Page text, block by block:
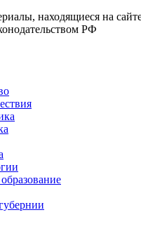
находящиеся на
РФ